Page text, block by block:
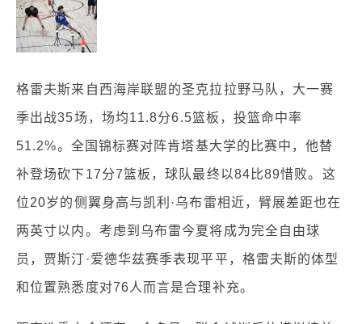
格雷夫斯来自西海岸联盟的圣克拉拉野马队，大一赛
季出战35场，场均11.8分6.5篮板，投篮命中率
51.2%。全国锦标赛对阵肯塔基大学的比赛中，他替
补登场砍下17分7篮板，球队最终以84比89惜败。这
位20岁的侧翼身高与凯利·乌布雷相近，臂展差距也在
两英寸以内。考虑到乌布雷今夏将成为完全自由球
员，贾斯汀·爱德华兹赛季表现平平，格雷夫斯的体型
和位置熟悉度对76人而言是合理补充。